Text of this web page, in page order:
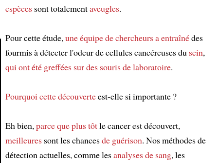
Article
espècessont totalementaveugles.
Pour cette étude,une équipe de chercheursa entraînédes
fourmis à détecter l'odeur de cellules cancéreuses du sein,
qui ont été greffées sur des souris de laboratoire.
Pourquoicette découverteest-elle si importante ?
Eh bien,parce que plus tôtle cancer est découvert,
meilleuressont les chancesde guérison. Nos méthodes de
détection actuelles, comme lesanalyses de sang, les